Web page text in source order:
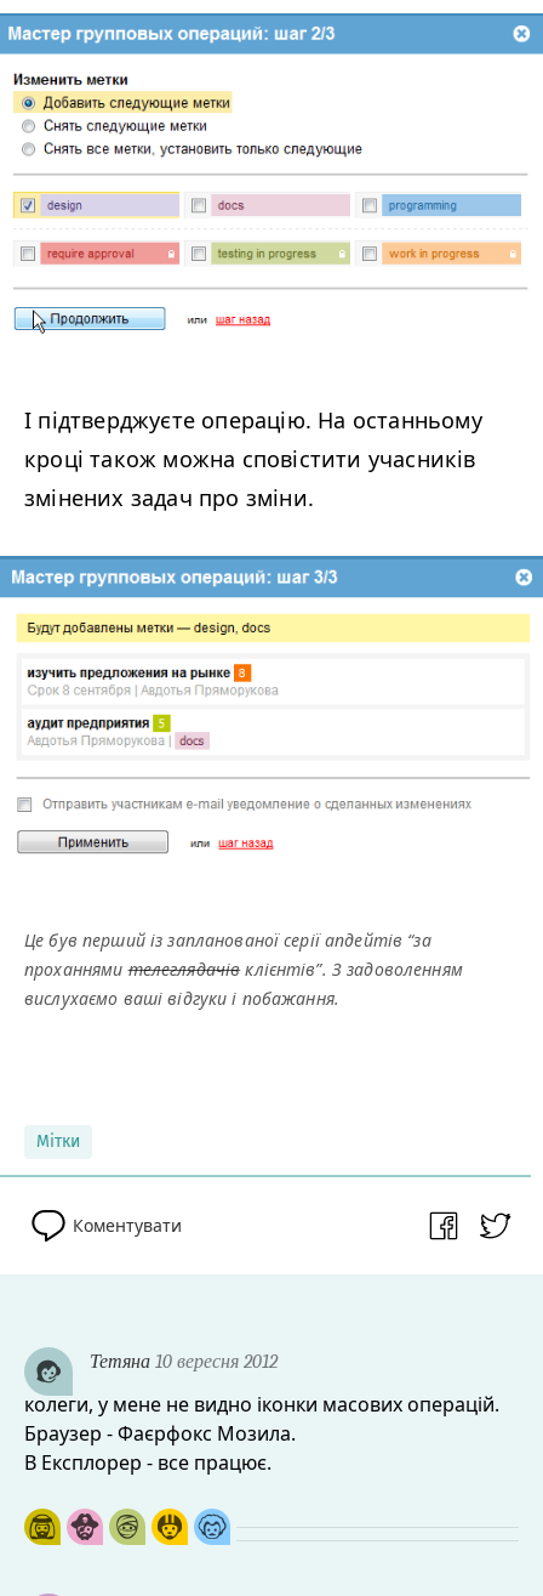
І підтверджуєте операцію. На останньому
кроці також можна сповістити учасників
змінених задач про зміни.
Це був перший із запланованої серії апдейтів “за
проханнямителеглядачівклієнтів”. З задоволенням
вислухаємо ваші відгуки і побажання.
Мітки
Коментувати
Тетяна 10 вересня 2012
колеги, у мене не видно іконки масових операцій.
Браузер - Фаєрфокс Мозила.
В Експлорер - все працює.